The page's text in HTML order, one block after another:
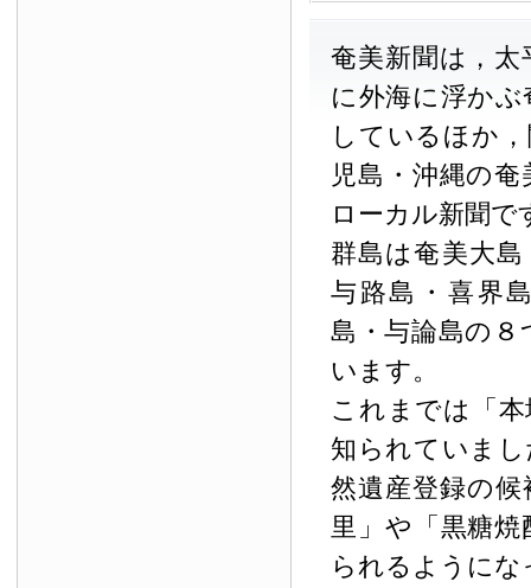
奄美新聞は，
に外海に浮か
しているほか
児島・沖縄の
ローカル新聞で
群島は奄美大
与路島・喜界
島・与論島の
います。
これまでは「
知られていま
然遺産登録の
里」や「黒糖
られるように